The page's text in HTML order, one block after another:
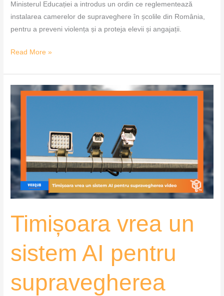
Ministerul Educației a introdus un ordin ce reglementează
instalarea camerelor de supraveghere în școlile din România,
pentru a preveni violența și a proteja elevii și angajații.
Read More »
Timișoara vrea un
sistem AI pentru
supravegherea
Timișoara
vrea
supravegherea
video
–